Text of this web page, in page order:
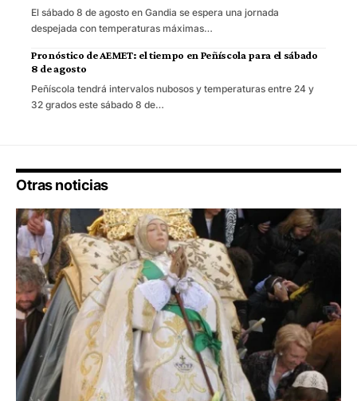
El sábado 8 de agosto en Gandia se espera una jornada
despejada con temperaturas máximas…
Pronóstico de AEMET: el tiempo en Peñíscola para el sábado
8 de agosto
Peñíscola tendrá intervalos nubosos y temperaturas entre 24 y
32 grados este sábado 8 de…
Otras noticias